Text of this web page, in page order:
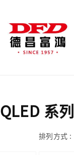
QLED 系列
排列方式 :